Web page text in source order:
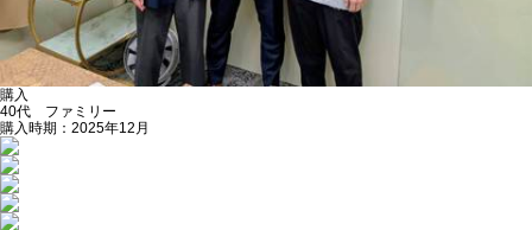
購入
40代 ファミリー
購入時期：2025年12月